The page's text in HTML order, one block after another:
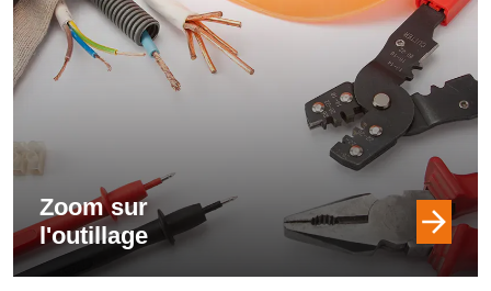
Zoom sur
l'outillage